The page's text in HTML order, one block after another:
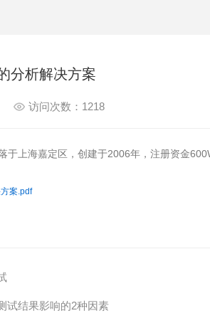
分析解决方案
访问次数：1218
于上海嘉定区，创建于2006年，注册资金
案.pdf
试结果影响的2种因素